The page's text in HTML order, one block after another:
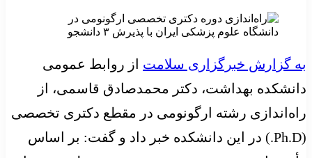
به گزارش خبرگزاری سلامت از روابط عمومی
دانشکده بهداشت، دکتر محمدصادق قاسمی، از
راه‌اندازی رشته ارگونومی در مقطع دکتری تخصصی
(Ph.D.) در این دانشکده خبر داد و گفت: بر اساس